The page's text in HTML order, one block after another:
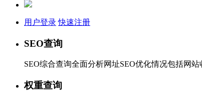
用户登录 快速注册
SEO查询
SEO综合查询全面分析网址SEO优化情况包括网
权重查询